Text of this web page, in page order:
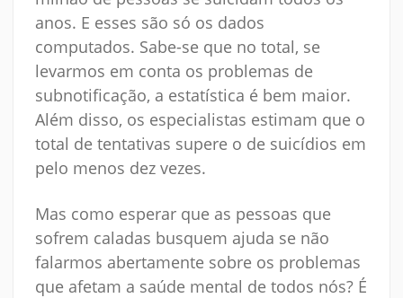
anos. E esses são só os dados
computados. Sabe-se que no total, se
levarmos em conta os problemas de
subnotificação, a estatística é bem maior.
Além disso, os especialistas estimam que o
total de tentativas supere o de suicídios em
pelo menos dez vezes.
Mas como esperar que as pessoas que
sofrem caladas busquem ajuda se não
falarmos abertamente sobre os problemas
que afetam a saúde mental de todos nós? É